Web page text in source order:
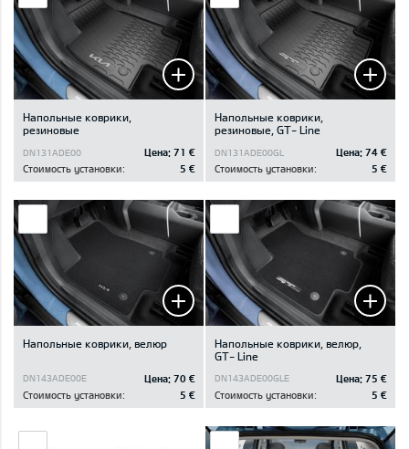
Напольные коврики,
резиновые
DN131ADE00 Цена: 71 €
Стоимость установки:
5 €
Напольные коврики,
резиновые, GT- Line
DN131ADE00GL Цена: 74 €
Стоимость установки:
5 €
Напольные коврики, велюр
DN143ADE00E Цена: 70 €
Стоимость установки:
5 €
Напольные коврики, велюр,
GT- Line
DN143ADE00GLE Цена: 75 €
Стоимость установки:
5 €